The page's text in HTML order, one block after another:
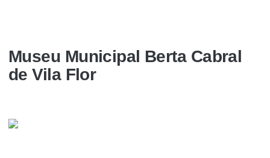
Museu Municipal Berta Cabral
de Vila Flor